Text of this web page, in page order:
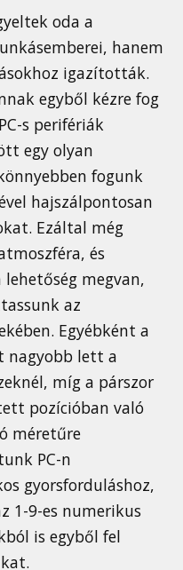
oda a
hanem
igazították.
egyből kézre fog
s perifériák
egy olyan
fogunk
hajszálpontosan
Ezáltal még
és
megvan,
az
Egyébként a
nagyobb lett a
míg a párszor
pozícióban való
méretűre
PC-n
gyorsforduláshoz,
1-9-es numerikus
is egyből fel